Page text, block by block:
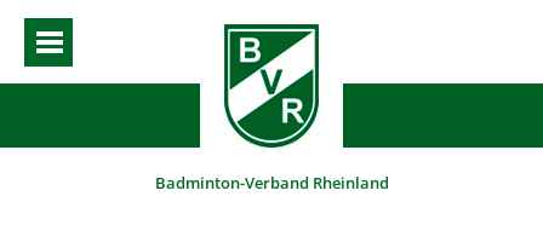
Badminton-Verband Rheinland